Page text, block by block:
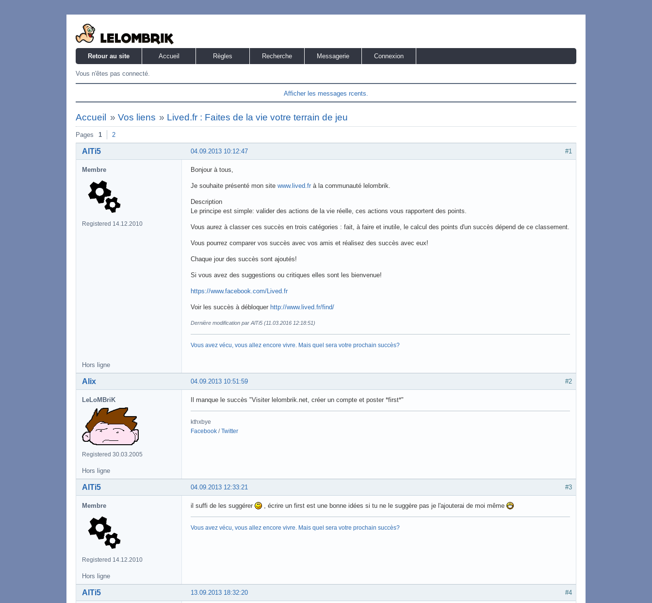
Retour au site Accueil Règles Recherche Messagerie Connexion
Vous n'êtes pas connecté.
Afficher les messages rcents.
Accueil » Vos liens » Lived.fr : Faites de la vie votre terrain de jeu
Pages 1 2
#1
04.09.2013 10:12:47
AlTi5
Membre
Registered 14.12.2010
Bonjour à tous,
Je souhaite présenté mon site www.lived.fr à la communauté lelombrik.
Description
Le principe est simple: valider des actions de la vie réelle, ces actions vous rapportent des points.
Vous aurez à classer ces succès en trois catégories : fait, à faire et inutile, le calcul des points d'un succès dépend de ce classement.
Vous pourrez comparer vos succès avec vos amis et réalisez des succès avec eux!
Chaque jour des succès sont ajoutés!
Si vous avez des suggestions ou critiques elles sont les bienvenue!
https://www.facebook.com/Lived.fr
Voir les succès à débloquer http://www.lived.fr/find/
Dernière modification par AlTi5 (11.03.2016 12:18:51)
Vous avez vécu, vous allez encore vivre. Mais quel sera votre prochain succès?
Hors ligne
#2
04.09.2013 10:51:59
Alix
LeLoMBriK
Registered 30.03.2005
Il manque le succès "Visiter lelombrik.net, créer un compte et poster *first*"
kthxbye
Facebook /Twitter
Hors ligne
#3
04.09.2013 12:33:21
AlTi5
Membre
Registered 14.12.2010
il suffi de les suggérer , écrire un first est une bonne idées si tu ne le suggère pas je l'ajouterai de moi même
Vous avez vécu, vous allez encore vivre. Mais quel sera votre prochain succès?
Hors ligne
#4
13.09.2013 18:32:20
AlTi5